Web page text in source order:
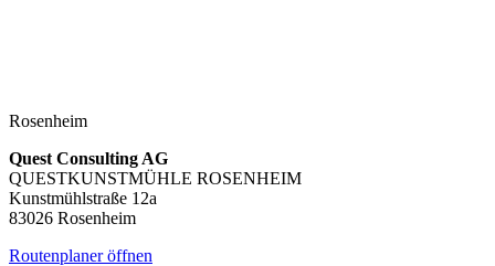
Rosenheim
Quest Consulting AG
QUESTKUNSTMÜHLE ROSENHEIM
Kunstmühlstraße 12a
83026 Rosenheim
Routenplaner öffnen